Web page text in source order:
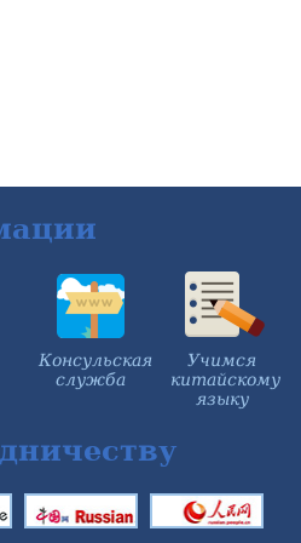
Консульская
служба
Учимся
китайскому
языку